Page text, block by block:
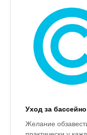
Уход за
Желание